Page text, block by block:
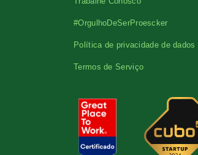
#OrgulhoDeSerProescker
Política de privacidade de dados
Termos de Serviço